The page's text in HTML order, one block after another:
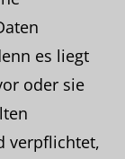
es liegt
oder sie
verpflichtet,